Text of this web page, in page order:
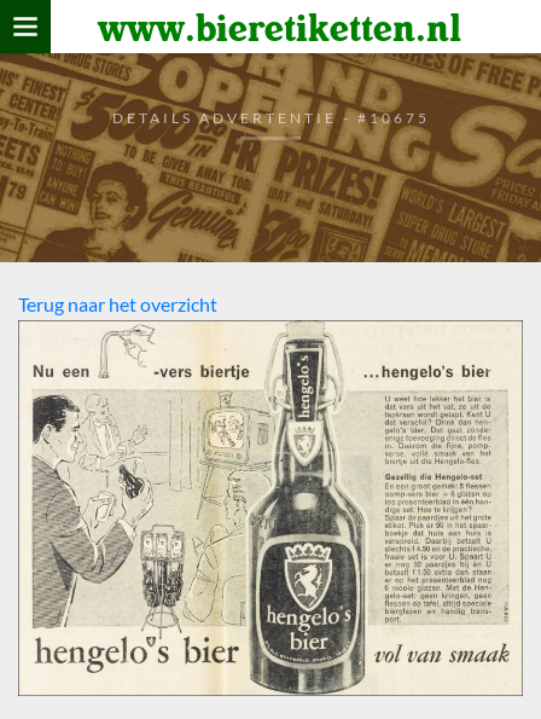
www.bieretiketten.nl
Home
verzamelen
De bierkaart
Bezoekers
DETAILS ADVERTENTIE - #10675
Terug naar het overzicht